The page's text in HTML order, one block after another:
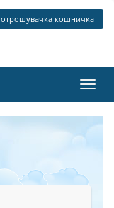
кошничка